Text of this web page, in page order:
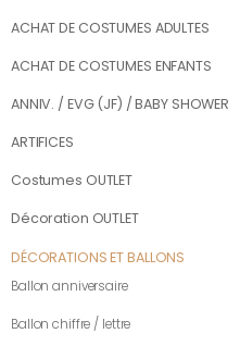
ACHAT DE COSTUMES ADULTES
ACHAT DE COSTUMES ENFANTS
ANNIV. / EVG (JF) / BABY SHOWER
ARTIFICES
Costumes OUTLET
Décoration OUTLET
DÉCORATIONS ET BALLONS
Ballon anniversaire
Ballon chiffre / lettre